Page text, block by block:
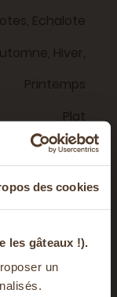
des cookies
les gâteaux !).
un
Echalote
Hiver,
Printemps
Plat
Vegan